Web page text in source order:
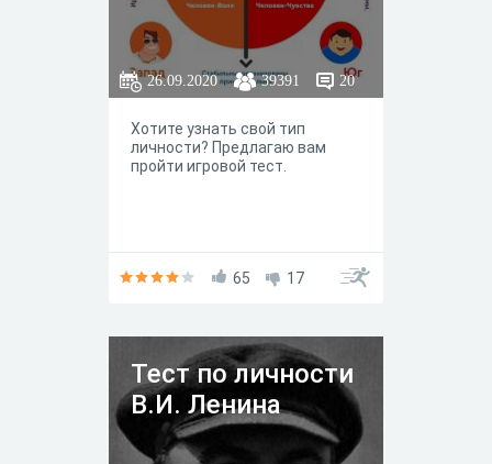
26.09.2020 39391 20
Хотите узнать свой тип
личности? Предлагаю вам
пройти игровой тест.
65 17
Тест по личности
В.И. Ленина